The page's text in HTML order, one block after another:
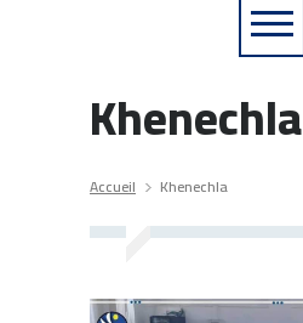
Khenechla
Accueil Khenechla